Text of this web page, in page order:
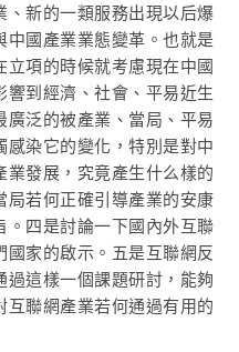
新的一類服務出現以后爆
國產業業態變革。也就是
項的時候就考慮現在中國
到經濟、社會、平易近生
泛的被產業、當局、平易
染它的變化，特別是對中
發展，究竟產生什么樣的
局若何正確引導產業的安康
四是討論一下國內外互聯
家的啟示。五是互聯網反
這樣一個課題研討，能夠
互聯網產業若何通過有用的